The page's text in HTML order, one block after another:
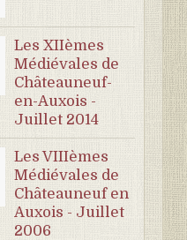
Les XIIèmes
Médiévales de
Châteauneuf-
en-Auxois -
Juillet 2014
Les VIIIèmes
Médiévales de
Châteauneuf en
Auxois - Juillet
2006